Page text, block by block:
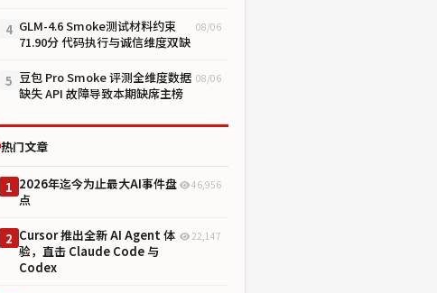
4 GLM-4.6 Smoke测试材料约束
71.90分 代码执行与诚信维度双缺
08/06
5 豆包 Pro Smoke 评测全维度数据
缺失 API 故障导致本期缺席主榜
08/06
热门文章
1 2026年迄今为止最大AI事件盘
点
46,956
2 Cursor 推出全新 AI Agent 体
验，直击 Claude Code 与
Codex
22,147